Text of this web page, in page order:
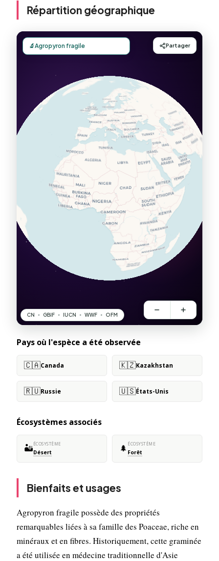
Répartition géographique
Pays où l'espèce a été observée
🇨🇦Canada 🇰🇿Kazakhstan
🇷🇺Russie 🇺🇸États-Unis
Écosystèmes associés
🏜️ÉCOSYSTÈME
Désert 🌲 ÉCOSYSTÈME
Forêt
Bienfaits et usages
Agropyron fragile possède des propriétés
remarquables liées à sa famille des Poaceae, riche en
minéraux et en fibres. Historiquement, cette graminée
a été utilisée en médecine traditionnelle d'Asie